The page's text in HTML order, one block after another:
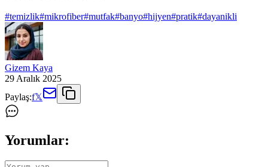
#temizlik#mikrofiber#mutfak#banyo#hijyen#pratik#dayanikli
Gizem Kaya
29 Aralık 2025
Paylaş:f𝕏
Yorumlar: